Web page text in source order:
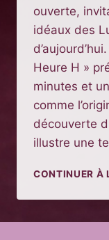
ouverte,
idéaux des
Heure H »
minutes et
comme
découverte
illustre une
CONTINUER À